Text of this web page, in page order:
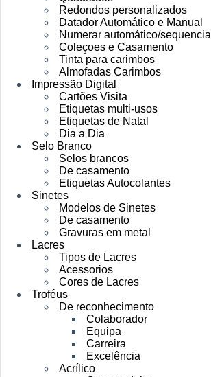
Redondos personalizados
Datador Automático e Manual
Numerar automático/sequencial
Coleçoes e Casamento
Tinta para carimbos
Almofadas Carimbos
Impressão Digital
Cartões Visita
Etiquetas multi-usos
Etiquetas de Natal
Dia a Dia
Selo Branco
Selos brancos
De casamento
Etiquetas Autocolantes
Sinetes
Modelos de Sinetes
De casamento
Gravuras em metal
Lacres
Tipos de Lacres
Acessorios
Cores de Lacres
Troféus
De reconhecimento
Colaborador
Equipa
Carreira
Excelência
Acrílico